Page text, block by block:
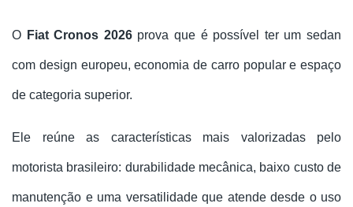
O Fiat Cronos 2026 prova que é possível ter um sedan
com design europeu, economia de carro popular e espaço
de categoria superior.
Ele reúne as características mais valorizadas pelo
motorista brasileiro: durabilidade mecânica, baixo custo de
manutenção e uma versatilidade que atende desde o uso